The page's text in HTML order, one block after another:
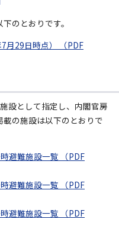
のとおりです。
月29日時点） （PDF
設として指定し、内閣官房
の施設は以下のとおりで
避難施設一覧 （PDF
避難施設一覧 （PDF
避難施設一覧 （PDF